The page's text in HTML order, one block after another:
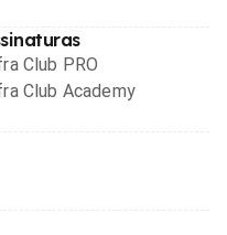
Club PRO
Club Academy